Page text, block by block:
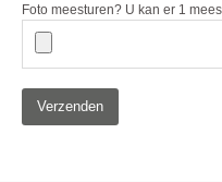
Foto meesturen? U kan er 1